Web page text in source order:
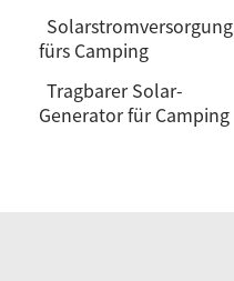
Solarstromversorgung
fürs Camping
Tragbarer Solar-
Generator für Camping